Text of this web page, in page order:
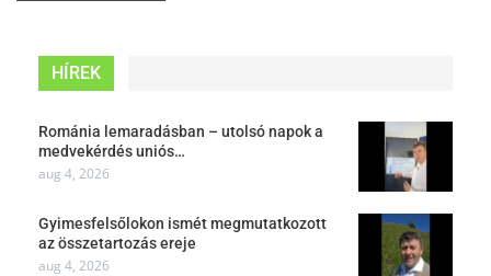
HÍREK
Románia lemaradásban – utolsó napok a
medvekérdés uniós…
aug 4, 2026
Gyimesfelsőlokon ismét megmutatkozott
az összetartozás ereje
aug 4, 2026